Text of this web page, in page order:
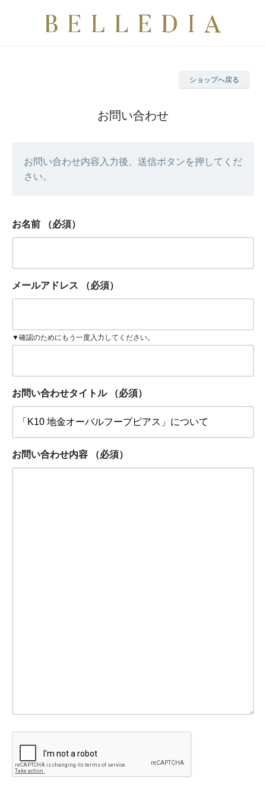
ショップへ戻る
お問い合わせ
お問い合わせ内容入力後、送信ボタンを押してくだ
さい。
お名前 （必須）
メールアドレス （必須）
▼確認のためにもう一度入力してください。
お問い合わせタイトル （必須）
お問い合わせ内容 （必須）